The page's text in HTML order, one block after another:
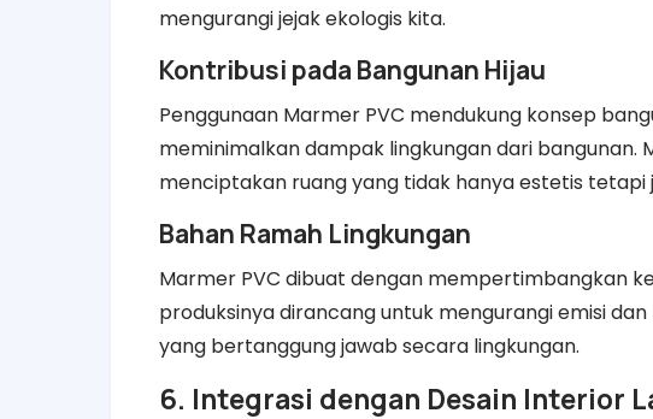
mengurangi jejak ekologis kita.
Kontribusi pada Bangunan Hijau
Penggunaan Marmer PVC mendukung konsep
meminimalkan dampak lingkungan dari bangunan.
menciptakan ruang yang tidak hanya estetis tetapi
Bahan Ramah Lingkungan
Marmer PVC dibuat dengan mempertimbangkan
produksinya dirancang untuk mengurangi emisi
yang bertanggung jawab secara lingkungan.
6. Integrasi dengan Desain Interior